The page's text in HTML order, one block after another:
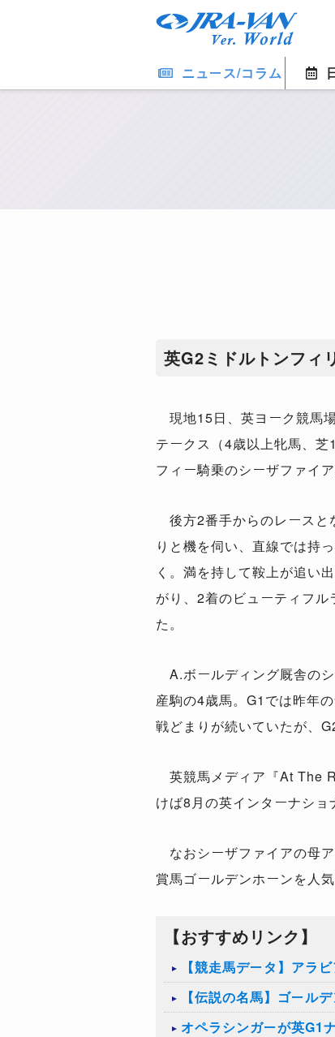
ニュース/コラム
英G2ミドルトンフィ
現地15日、英ヨーク競馬
テークス（4歳以上牝馬、
フィー騎乗のシーザファイ
後方2番手からのレースと
りと機を伺い、直線では持
く。満を持して鞍上が追い
がり、2着のビューティフ
た。
A.ボールディング厩舎の
産駒の4歳馬。G1では昨年
戦どまりが続いていたが、
英競馬メディア『At The
けば8月の英インターナショ
なおシーザファイアの母
賞馬ゴールデンホーンを人
【おすすめリンク】
【競走馬データ】アラ
【伝説の名馬】ゴール
オペラシンガーが英G1